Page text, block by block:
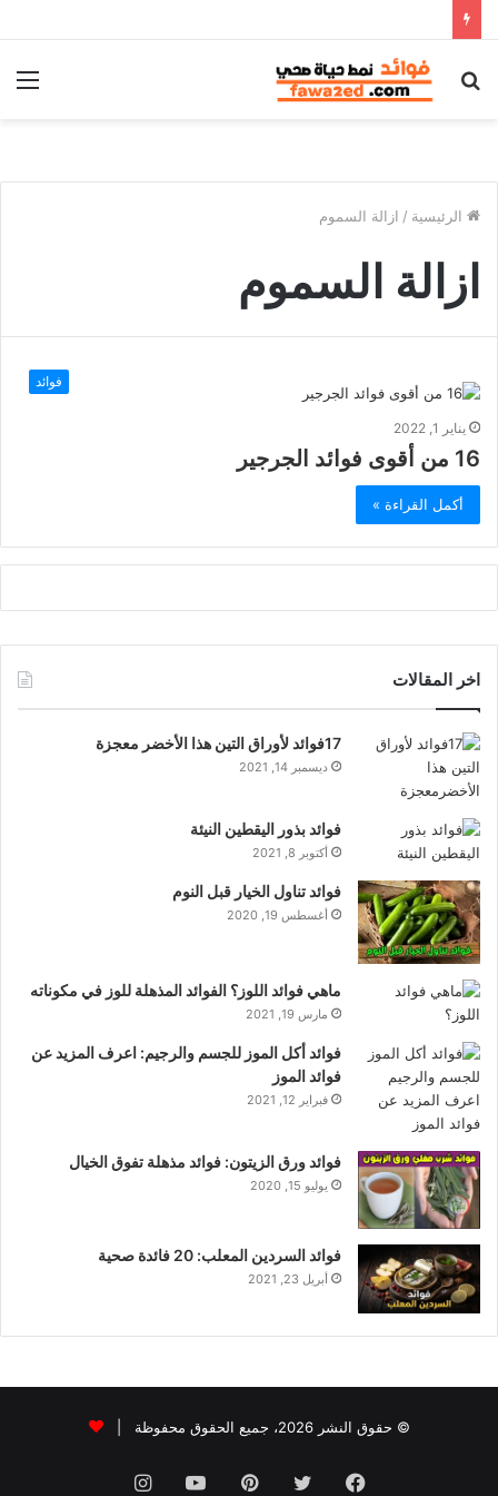
بحث
الرئيسية / ازالة السموم
ازالة السموم
فوائد
يناير 1, 2022
16 من أقوى فوائد الجرجير
أكمل القراءة »
اخر المقالات
17فوائد لأوراق التين هذا الأخضر معجزة
ديسمبر 14, 2021
فوائد بذور اليقطين النيئة
أكتوبر 8, 2021
فوائد تناول الخيار قبل النوم
أغسطس 19, 2020
ماهي فوائد اللوز؟ الفوائد المذهلة للوز في مكوناته
مارس 19, 2021
فوائد أكل الموز للجسم والرجيم: اعرف المزيد عن
فوائد الموز
فبراير 12, 2021
فوائد ورق الزيتون: فوائد مذهلة تفوق الخيال
يوليو 15, 2020
فوائد السردين المعلب: 20 فائدة صحية
أبريل 23, 2021
© حقوق النشر 2026، جميع الحقوق محفوظة |
فيسبوك تويتر بينتيريستيوتيوبانستقرام